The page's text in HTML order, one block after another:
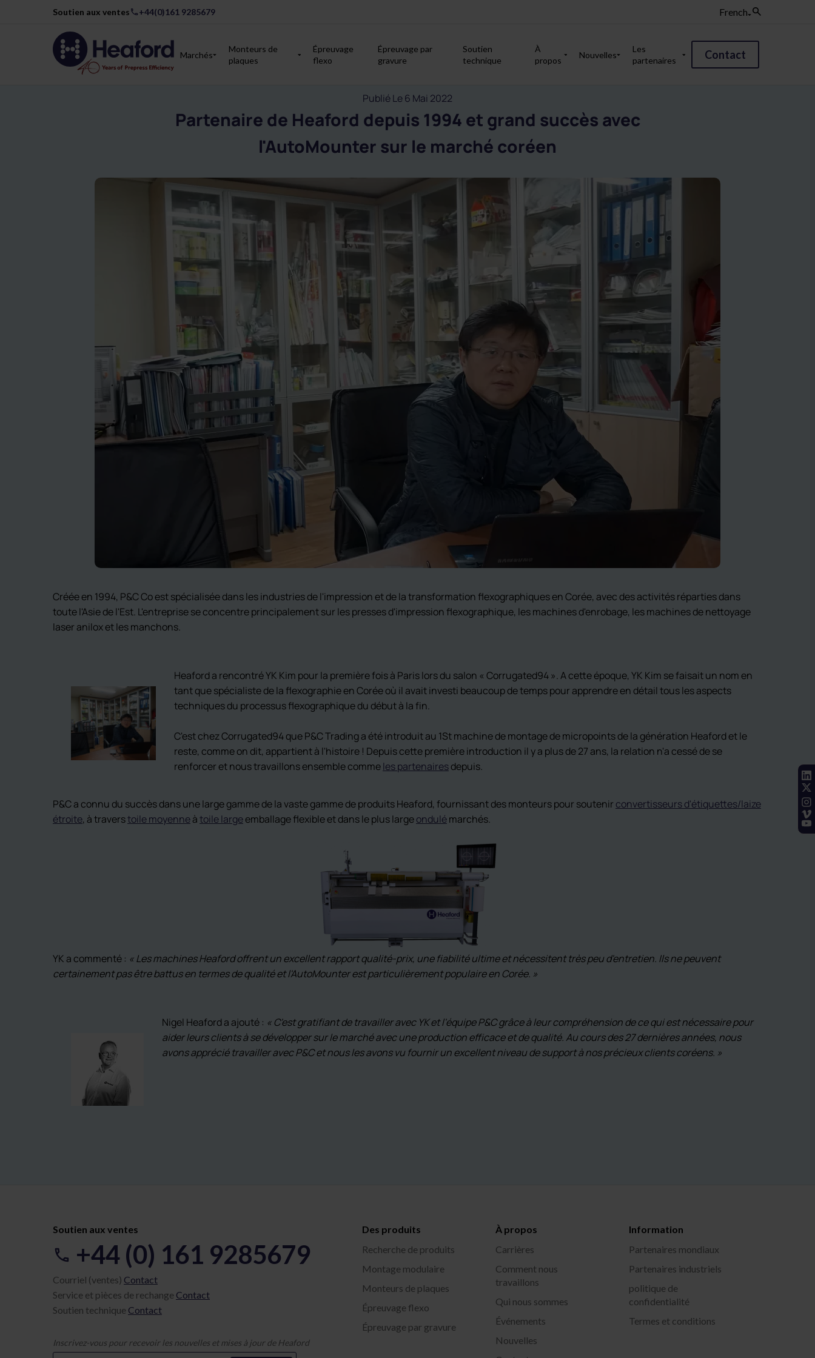
Soutien aux ventes +44(0)161 9285679 French
Marchés
Monteurs de
plaques
Épreuvage
flexo
Épreuvage par
gravure
Soutien
technique
À
propos
Nouvelles
Les
partenaires
Contact
Publié Le 6 Mai 2022
Partenaire de Heaford depuis 1994 et grand succès avec
l'AutoMounter sur le marché coréen
Créée en 1994, P&C Co est spécialisée dans les industries de l'impression et de la transformation flexographiques en Corée, avec des activités réparties dans
toute l'Asie de l'Est. L'entreprise se concentre principalement sur les presses d'impression flexographique, les machines d'enrobage, les machines de nettoyage
laser anilox et les manchons.
Heaford a rencontré YK Kim pour la première fois à Paris lors du salon « Corrugated94 ». A cette époque, YK Kim se faisait un nom en
tant que spécialiste de la flexographie en Corée où il avait investi beaucoup de temps pour apprendre en détail tous les aspects
techniques du processus flexographique du début à la fin.
C'est chez Corrugated94 que P&C Trading a été introduit au 1Stmachine de montage de micropoints de la génération Heaford et le
reste, comme on dit, appartient à l'histoire ! Depuis cette première introduction il y a plus de 27 ans, la relation n'a cessé de se
renforcer et nous travaillons ensemble commeles partenairesdepuis.
P&C a connu du succès dans une large gamme de la vaste gamme de produits Heaford, fournissant des monteurs pour soutenir convertisseurs d'étiquettes/laize
étroite, à traverstoile moyenneàtoile largeemballage flexible et dans le plus largeondulémarchés.
YK a commenté : « Les machines Heaford offrent un excellent rapport qualité-prix, une fiabilité ultime et nécessitent très peu d'entretien. Ils ne peuvent
certainement pas être battus en termes de qualité et l'AutoMounter est particulièrement populaire en Corée. »
Nigel Heaford a ajouté : « C'est gratifiant de travailler avec YK et l'équipe P&C grâce à leur compréhension de ce qui est nécessaire pour
aider leurs clients à se développer sur le marché avec une production efficace et de qualité. Au cours des 27 dernières années, nous
avons apprécié travailler avec P&C et nous les avons vu fournir un excellent niveau de support à nos précieux clients coréens. »
Soutien aux ventes
+44 (0) 161 9285679
Courriel (ventes) Contact
Service et pièces de rechange Contact
Soutien technique Contact
Inscrivez-vous pour recevoir les nouvelles et mises à jour de Heaford
Des produits
Recherche de produits
Montage modulaire
Monteurs de plaques
Épreuvage flexo
Épreuvage par gravure
À propos
Carrières
Comment nous
travaillons
Qui nous sommes
Événements
Nouvelles
Information
Partenaires mondiaux
Partenaires industriels
politique de
confidentialité
Termes et conditions